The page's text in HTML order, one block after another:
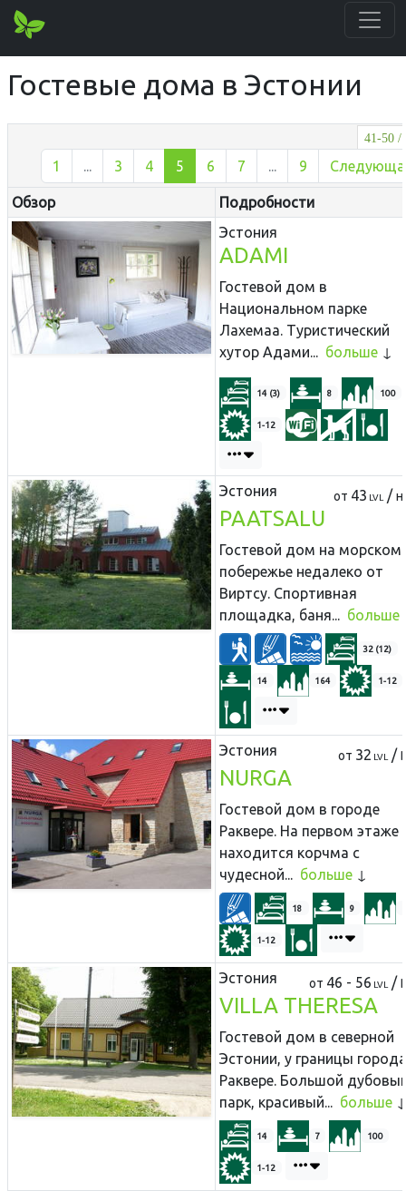
Гостевые дома в Эстонии
41-50 /
1 ... 3 4 5 6 7 ... 9
Обзор
Подробности
Эстония
ADAMI
Гостевой дом в
Национальном парке
Лахемаа. Туристический
хутор Адами... больше
14 (3) 8 100
1-12
Эстония от 43 LVL /
PAATSALU
Гостевой дом на морском
побережье недалеко от
Виртсу. Спортивная
площадка, баня... больше
32 (12)
14 164 1-12
Эстония от 32 LVL /
NURGA
Гостевой дом в городе
Раквере. На первом этаже
находится корчма с
чудесной... больше
18 9
1-12
Эстония от 46 - 56 LVL /
VILLA THERESA
Гостевой дом в северной
Эстонии, у границы города
Раквере. Большой
парк, красивый... больше
14 7 100
1-12